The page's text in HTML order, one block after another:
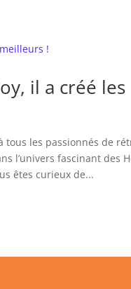
il a créé
tous les passionnés de
l’univers fascinant des
êtes curieux de...